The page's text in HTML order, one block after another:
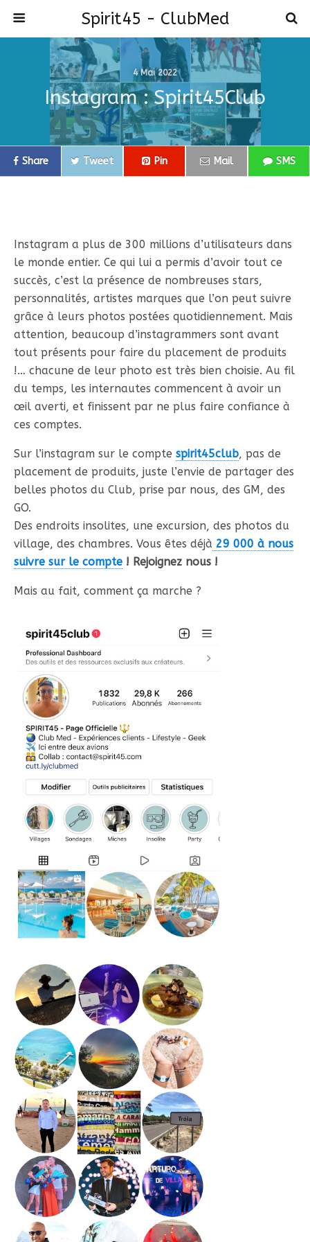
Spirit45 - ClubMed
4 Mai 2022
Instagram : Spirit45Club
Share Tweet Pin Mail SMS
Instagram a plus de 300 millions d’utilisateurs dans
le monde entier. Ce qui lui a permis d’avoir tout ce
succès, c’est la présence de nombreuses stars,
personnalités, artistes marques que l’on peut suivre
grâce à leurs photos postées quotidiennement. Mais
attention, beaucoup d’instagrammers sont avant
tout présents pour faire du placement de produits
!… chacune de leur photo est très bien choisie. Au fil
du temps, les internautes commencent à avoir un
œil averti, et finissent par ne plus faire confiance à
ces comptes.
Sur l’instagram sur le compte spirit45club, pas de
placement de produits, juste l’envie de partager des
belles photos du Club, prise par nous, des GM, des
GO.
Des endroits insolites, une excursion, des photos du
village, des chambres. Vous êtes déjà 29 000 à nous
suivre sur le compte ! Rejoignez nous !
Mais au fait, comment ça marche ?